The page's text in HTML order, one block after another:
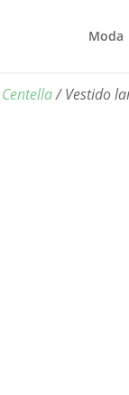
Moda
Centella/ Vestido